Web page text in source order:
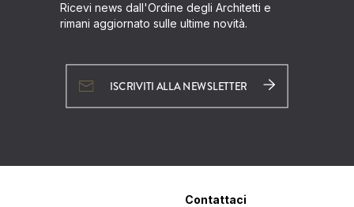
Ricevi news dall'Ordine degli Architetti e
rimani aggiornato sulle ultime novità.
ISCRIVITI ALLA NEWSLETTER
Contattaci